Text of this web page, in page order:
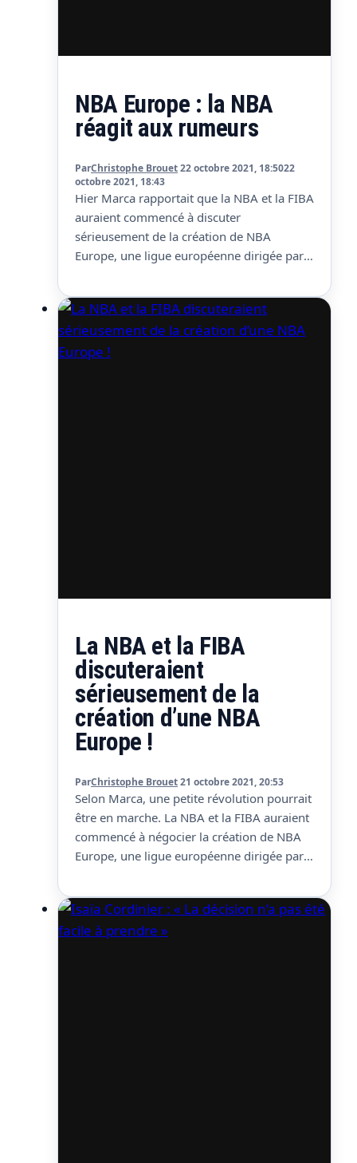
NBA Europe : la NBA
réagit aux rumeurs
ParChristophe Brouet22 octobre 2021, 18:5022
octobre 2021, 18:43
Hier Marca rapportait que la NBA et la FIBA
auraient commencé à discuter
sérieusement de la création de NBA
Europe, une ligue européenne dirigée par
voie selon le média espagnol, et la ligue
pourrait voir rapidement le jour. Mais la
NBA n’a pas tardé à réagir. Mike Bass,…
La NBA et la FIBA
discuteraient
sérieusement de la
création d’une NBA
Europe !
ParChristophe Brouet21 octobre 2021, 20:53
Selon Marca, une petite révolution pourrait
être en marche. La NBA et la FIBA auraient
commencé à négocier la création de NBA
Europe, une ligue européenne dirigée par
voie, et la ligue pourrait voir rapidement le
jour. On parle même d’une possible mise
en place dès la saison…